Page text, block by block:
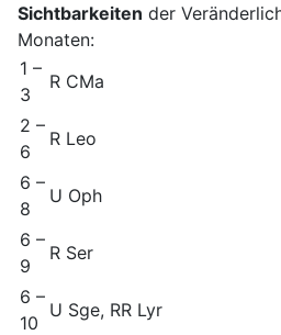
Sichtbarkeiten der
Monaten:
1 –
3
R CMa
2 –
6
R Leo
6 –
8
U Oph
6 –
9
R Ser
6 –
10
U Sge, RR Lyr